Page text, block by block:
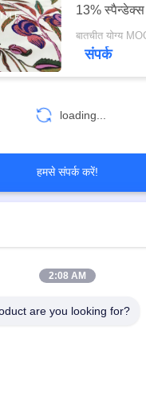
13% स्पैन्डेक्स
अनुकूल
बातचीत योग्य
संपर्क
loading...
हमसे संपर्क करें!
कपड़े
2:08 AM
are you looking for?